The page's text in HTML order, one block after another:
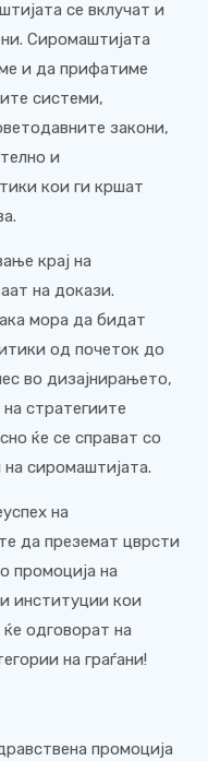
се вклучат и
Сиромаштијата
и да прифатиме
системи,
закони,
и
кои ги кршат
крај на
на докази.
мора да бидат
од почеток до
во дизајнирањето,
стратегиите
ќе се справат со
сиромаштијата.
на
да преземат цврсти
промоција на
институции кои
одговорат на
на граѓани!
промоција